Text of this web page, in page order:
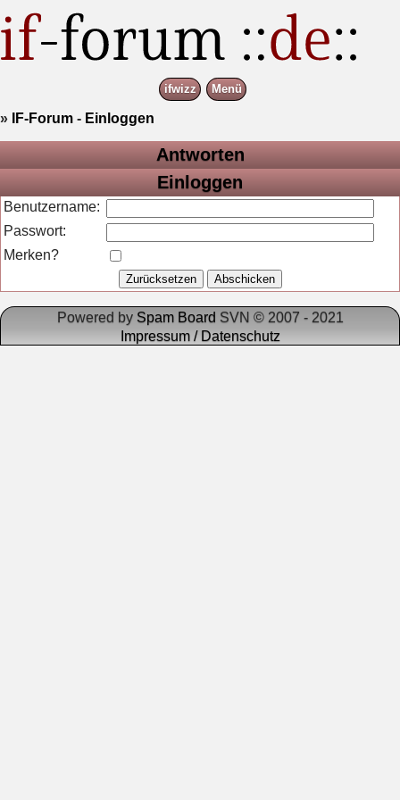
ifwizz Menü
» IF-Forum - Einloggen
Antworten
Einloggen
Benutzername:
Passwort:
Merken?
Powered by Spam Board SVN © 2007 - 2021
Impressum / Datenschutz